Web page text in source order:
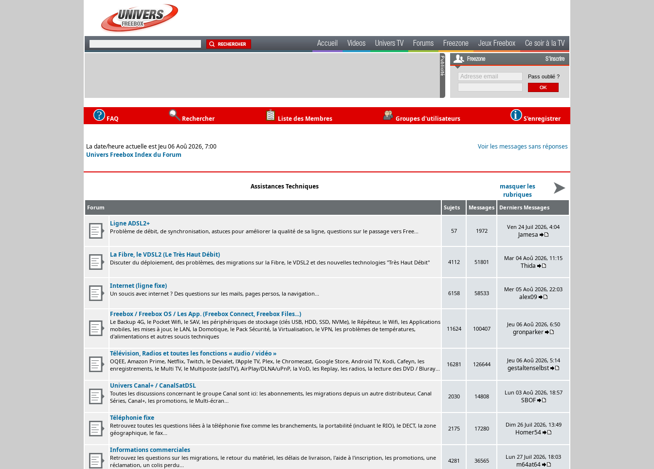
Accueil Videos Univers TV Forums Freezone Jeux Freebox Ce soir à la TV
Freezone S'inscrire
Pass oublié ?
FAQ Rechercher Liste des Membres Groupes d'utilisateurs S'enregistrer
La date/heure actuelle est Jeu 06 Aoû 2026, 7:00
Univers Freebox Index du Forum
Voir les messages sans réponses
Assistances Techniques
masquer les
rubriques
Forum Sujets Messages Derniers Messages
Ligne ADSL2+
Problème de débit, de synchronisation, astuces pour améliorer la qualité de sa ligne, questions sur le passage vers Free... 57 1972
Ven 24 Juil 2026, 4:04
Jamesa
La Fibre, le VDSL2 (Le Très Haut Débit)
Discuter du déploiement, des problèmes, des migrations sur la Fibre, le VDSL2 et des nouvelles technologies "Très Haut Débit" 4112 51801
Mar 04 Aoû 2026, 11:15
Thida
Internet (ligne fixe)
Un soucis avec internet ? Des questions sur les mails, pages persos, la navigation... 6158 58533
Mer 05 Aoû 2026, 22:03
alex09
Freebox / Freebox OS / Les App. (Freebox Connect, Freebox Files...)
Le Backup 4G, le Pocket Wifi, le SAV, les périphériques de stockage (clés USB, HDD, SSD, NVMe), le Répéteur, le Wifi, les Applications
mobiles, les mises à jour, le LAN, la Domotique, le Pack Sécurité, la Virtualisation, le VPN, les problèmes de températures,
d'alimentations et autres soucis techniques
11624 100407
Jeu 06 Aoû 2026, 6:50
gronparker
Télévision, Radios et toutes les fonctions « audio / vidéo »
OQEE, Amazon Prime, Netflix, Twitch, le Devialet, l'Apple TV, Plex, le Chromecast, Google Store, Android TV, Kodi, Cafeyn, les
enregistrements, le Multi TV, le Multiposte (adslTV), AirPlay/DLNA/uPnP, la VoD, les Replay, les radios, la lecture des DVD / Bluray...
16281 126644
Jeu 06 Aoû 2026, 5:14
gestaltenselbst
Univers Canal+ / CanalSatDSL
Toutes les discussions concernant le groupe Canal sont ici: les abonnements, les migrations depuis un autre distributeur, Canal
Séries, Canal+, les promotions, le Multi-écran...
2030 14808
Lun 03 Aoû 2026, 18:57
SBOF
Téléphonie fixe
Retrouvez toutes les questions liées à la téléphonie fixe comme les branchements, la portabilité (incluant le RIO), le DECT, la zone
géographique, le fax...
2175 17280
Dim 26 Juil 2026, 13:49
Homer54
Informations commerciales
Retrouvez les questions sur les migrations, le retour du matériel, les délais de livraison, l'aide à l'inscription, les promotions, une
réclamation, un colis perdu...
4281 36565
Lun 27 Juil 2026, 18:03
m64at64